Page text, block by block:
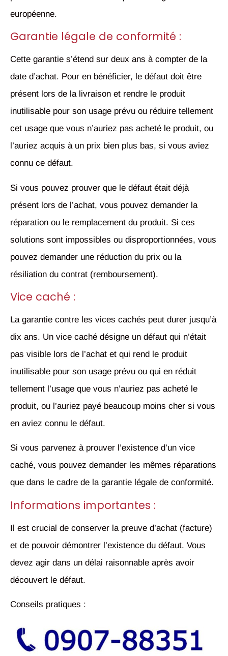
européenne.
Garantie légale de conformité :
Cette garantie s’étend sur deux ans à compter de la
date d’achat. Pour en bénéficier, le défaut doit être
présent lors de la livraison et rendre le produit
inutilisable pour son usage prévu ou réduire tellement
cet usage que vous n’auriez pas acheté le produit, ou
l’auriez acquis à un prix bien plus bas, si vous aviez
connu ce défaut.
Si vous pouvez prouver que le défaut était déjà
présent lors de l’achat, vous pouvez demander la
réparation ou le remplacement du produit. Si ces
solutions sont impossibles ou disproportionnées, vous
pouvez demander une réduction du prix ou la
résiliation du contrat (remboursement).
Vice caché :
La garantie contre les vices cachés peut durer jusqu’à
dix ans. Un vice caché désigne un défaut qui n’était
pas visible lors de l’achat et qui rend le produit
inutilisable pour son usage prévu ou qui en réduit
tellement l’usage que vous n’auriez pas acheté le
produit, ou l’auriez payé beaucoup moins cher si vous
en aviez connu le défaut.
Si vous parvenez à prouver l’existence d’un vice
caché, vous pouvez demander les mêmes réparations
que dans le cadre de la garantie légale de conformité.
Informations importantes :
Il est crucial de conserver la preuve d’achat (facture)
et de pouvoir démontrer l’existence du défaut. Vous
devez agir dans un délai raisonnable après avoir
découvert le défaut.
Conseils pratiques :